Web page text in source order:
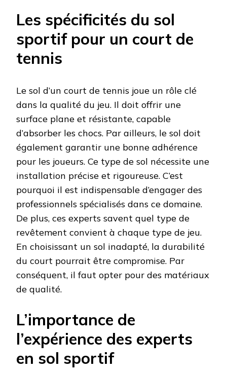
Les spécificités du sol
sportif pour un court de
tennis
Le sol d’un court de tennis joue un rôle clé
dans la qualité du jeu. Il doit offrir une
surface plane et résistante, capable
d’absorber les chocs. Par ailleurs, le sol doit
également garantir une bonne adhérence
pour les joueurs. Ce type de sol nécessite une
installation précise et rigoureuse. C’est
pourquoi il est indispensable d’engager des
professionnels spécialisés dans ce domaine.
De plus, ces experts savent quel type de
revêtement convient à chaque type de jeu.
En choisissant un sol inadapté, la durabilité
du court pourrait être compromise. Par
conséquent, il faut opter pour des matériaux
de qualité.
L’importance de
l’expérience des experts
en sol sportif